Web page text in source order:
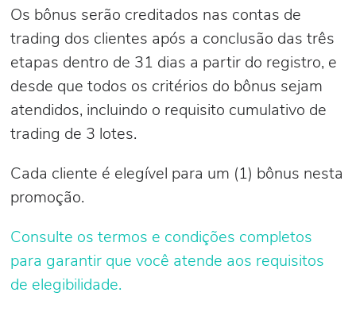
Os bônus serão creditados nas contas de
trading dos clientes após a conclusão das três
etapas dentro de 31 dias a partir do registro, e
desde que todos os critérios do bônus sejam
atendidos, incluindo o requisito cumulativo de
trading de 3 lotes.
Cada cliente é elegível para um (1) bônus nesta
promoção.
Consulte os termos e condições completos
para garantir que você atende aos requisitos
de elegibilidade.